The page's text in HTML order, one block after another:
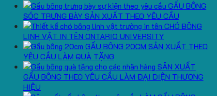
GẤU BÔNG
SÓC TRƯNG BÀY SẢN XUẤT THEO YÊU CẦU
CHÓ BÔNG
LINH VẬT IN TÊN ONTARIO UNIVERSITY
GẤU BÔNG 20CM SẢN XUẤT THEO
YÊU CẦU LÀM QUÀ TẶNG
SẢN XUẤT
GẤU BÔNG THEO YÊU CẦU LÀM ĐẠI DIỆN THƯƠNG
HIỆU